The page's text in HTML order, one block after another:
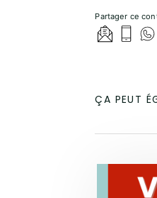
Partager ce
ÇA PEUT